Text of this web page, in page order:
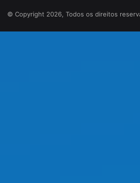
© Copyright 2026, Todos os direitos